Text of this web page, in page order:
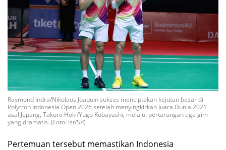
Raymond Indra/Nikolaus Joaquin sukses menciptakan kejutan besar di
Polytron Indonesia Open 2026 setelah menyingkirkan Juara Dunia 2021
asal Jepang, Takuro Hoki/Yugo Kobayashi, melalui pertarungan tiga gim
yang dramatis. (Foto: ist/SP)
Pertemuan tersebut memastikan Indonesia